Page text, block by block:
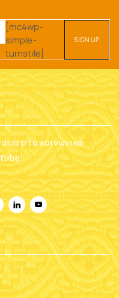
[mc4wp-
simple-
turnstile]
στα κοινωνικά